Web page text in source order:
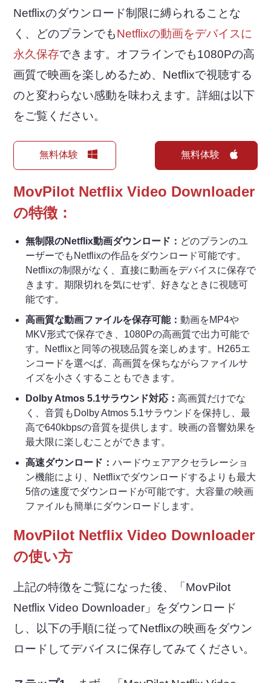
Netflixのダウンロード制限に縛られることな
く、どのプランでもNetflixの動画をデバイスに
永久保存できます。オフラインでも1080Pの高
画質で映画を楽しめるため、Netflixで視聴する
のと変わらない感動を味わえます。詳細は以下
をご覧ください。
無料体験 無料体験
MovPilot Netflix Video Downloader
の特徴：
無制限のNetflix動画ダウンロード： どのプランのユ
ーザーでもNetflixの作品をダウンロード可能です。
Netflixの制限がなく、直接に動画をデバイスに保存で
きます。期限切れを気にせず、好きなときに視聴可
能です。
高画質な動画ファイルを保存可能：動画をMP4や
MKV形式で保存でき、1080Pの高画質で出力可能で
す。Netflixと同等の視聴品質を楽しめます。H265エ
ンコードを選べば、高画質を保ちながらファイルサ
イズを小さくすることもできます。
Dolby Atmos 5.1サラウンド対応：高画質だけでな
く、音質もDolby Atmos 5.1サラウンドを保持し、最
高で640kbpsの音質を提供します。映画の音響効果を
最大限に楽しむことができます。
高速ダウンロード：ハードウェアアクセラレーショ
ン機能により、Netflixでダウンロードするよりも最大
5倍の速度でダウンロードが可能です。大容量の映画
ファイルも簡単にダウンロードします。
MovPilot Netflix Video Downloader
の使い方
上記の特徴をご覧になった後、「MovPilot
Netflix Video Downloader」をダウンロード
し、以下の手順に従ってNetflixの映画をダウン
ロードしてデバイスに保存してみてください。